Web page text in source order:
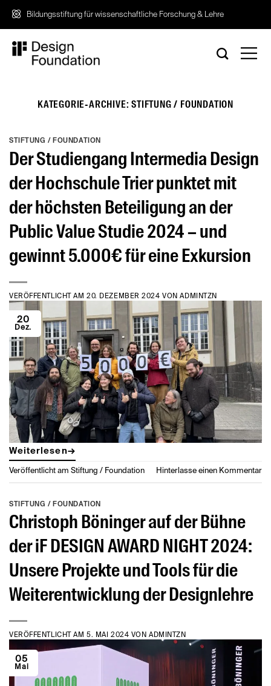
Bildungsstiftung für wissenschaftliche Forschung & Lehre
KATEGORIE-ARCHIVE:STIFTUNG / FOUNDATION
STIFTUNG / FOUNDATION
Der Studiengang Intermedia Design
der Hochschule Trier punktet mit
der höchsten Beteiligung an der
Public Value Studie 2024 – und
gewinnt 5.000€ für eine Exkursion
VERÖFFENTLICHT AM20. DEZEMBER 2024 VONADMINTZN
20
Dez.
Weiterlesen→
Veröffentlicht am Stiftung / Foundation Hinterlasse einen Kommentar
STIFTUNG / FOUNDATION
Christoph Böninger auf der Bühne
der iF DESIGN AWARD NIGHT 2024:
Unsere Projekte und Tools für die
Weiterentwicklung der Designlehre
VERÖFFENTLICHT AM5. MAI 2024 VONADMINTZN
05
Mai